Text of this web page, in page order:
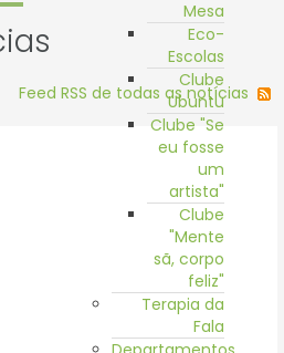
Mesa
Eco-
Escolas
Clube
Ubuntu
Clube "Se
eu fosse
um
artista"
Clube
"Mente
sã, corpo
feliz"
Terapia da
Fala
Feed RSS de todas as notícias